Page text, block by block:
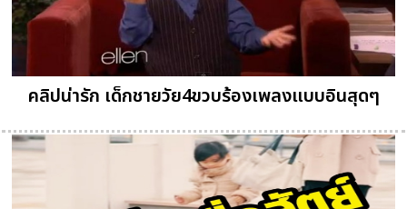
คลิปน่ารัก เด็กชายวัย4ขวบร้องเพลงแบบอินสุดๆ